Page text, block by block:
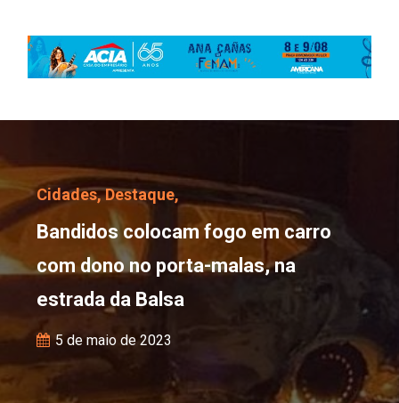
Cidades,Destaque,
Bandidos colocam fogo em carro
com dono no porta-malas, na
estrada da Balsa
5 de maio de 2023